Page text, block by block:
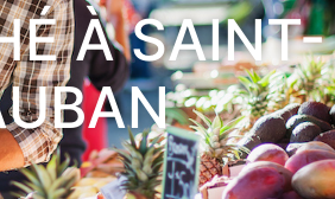
À SAINT-